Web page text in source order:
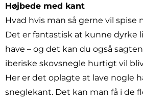
Højbede med kant
Hvad hvis man så gerne vil spise
Det er fantastisk at kunne dyrke
have – og det kan du også
iberiske skovsnegle hurtigt vil
Her er det oplagte at lave nogle
sneglekant. Det kan man få i de